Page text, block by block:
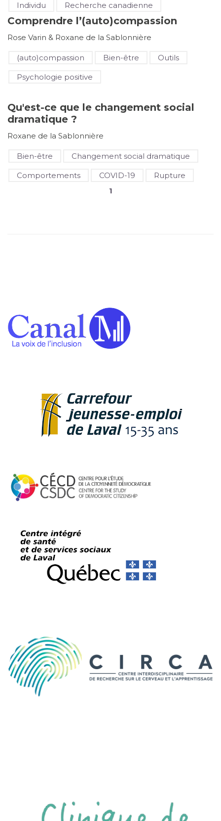
Individu Recherche canadienne
Comprendre l’(auto)compassion
Rose Varin & Roxane de la Sablonnière
(auto)compassion Bien-être Outils
Psychologie positive
Qu'est-ce que le changement social
dramatique ?
Roxane de la Sablonnière
Bien-être Changement social dramatique
Comportements COVID-19
Rupture
1